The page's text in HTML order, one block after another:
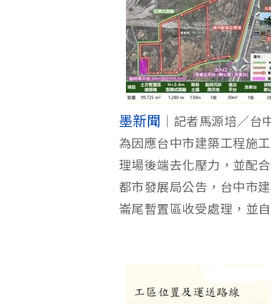
墨新聞 ｜記者馬源培／台
為因應台中市建築工程施
理場後端去化壓力，並配
都市發展局公告，台中市
崙尾暫置區收受處理，並